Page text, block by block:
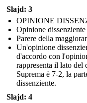
Slajd: 3
OPINIONE
Opinione dissenziente
Parere della
Un'opinione
d'accordo con
rappresenta il lato del
Suprema è 7-2, la
dissenziente.
Slajd: 4